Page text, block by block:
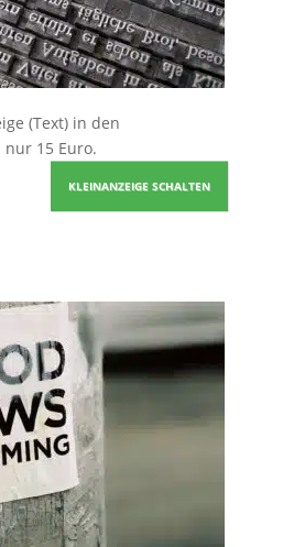
(Text) in den
15 Euro.
KLEINANZEIGE SCHALTEN